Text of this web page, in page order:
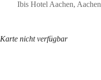
Ibis Hotel Aachen, Aachen
Karte nicht verfügbar